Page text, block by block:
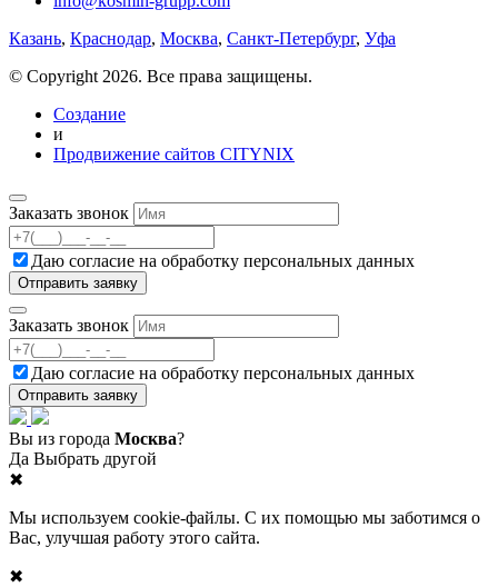
Казань, Краснодар, Москва, Санкт-Петербург, Уфа
© Copyright 2026. Все права защищены.
Создание
и
Продвижение сайтов CITYNIX
Заказать звонок
Даю согласие на обработку персональных данных
Заказать звонок
Даю согласие на обработку персональных данных
Вы из города Москва?
Да Выбрать другой
✖
Мы используем cookie-файлы. С их помощью мы заботимся о
Вас, улучшая работу этого сайта.
✖